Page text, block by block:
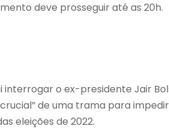
deve prosseguir até as 20h.
interrogar o ex-presidente Jair
de uma trama para
eleições de 2022.